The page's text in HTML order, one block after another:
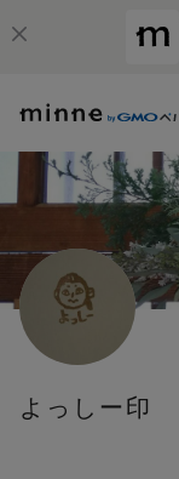
よっしー印